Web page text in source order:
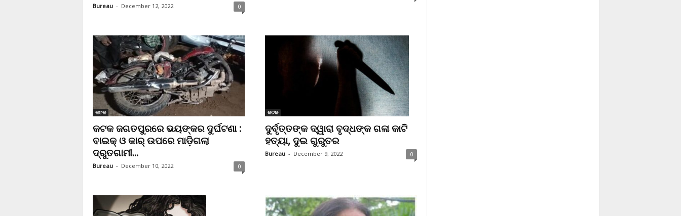
Bureau - December 12, 2022 0
କଟକ
କଟକ ଜଗତପୁରରେ ଭୟଙ୍କର ଦୁର୍ଘଟଣା :
ବାଇକ୍‌ ଓ କାର୍‌ ଉପରେ ମାଡ଼ିଗଲା
ଦ୍ରୁତଗାମୀ...
Bureau - December 10, 2022 0
କଟକ
ଦୁର୍ବୃତ୍ତଙ୍କ ଦ୍ୱାରା ବୃଦ୍ଧଙ୍କ ଗଳା କାଟି
ହତ୍ୟା, ଦୁଇ ଗୁରୁତର
Bureau - December 9, 2022 0